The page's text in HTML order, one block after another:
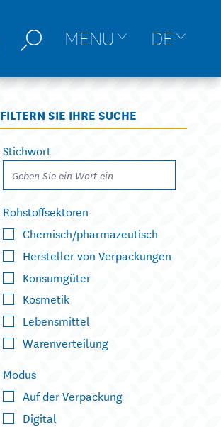
MENU DE
FILTERN SIE IHRE SUCHE
Stichwort
Rohstoffsektoren
Chemisch/pharmazeutisch
Hersteller von Verpackungen
Konsumgüter
Kosmetik
Lebensmittel
Warenverteilung
Modus
Auf der Verpackung
Digital